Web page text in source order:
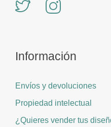
Información
Envíos y devoluciones
Propiedad intelectual
¿Quieres vender tus